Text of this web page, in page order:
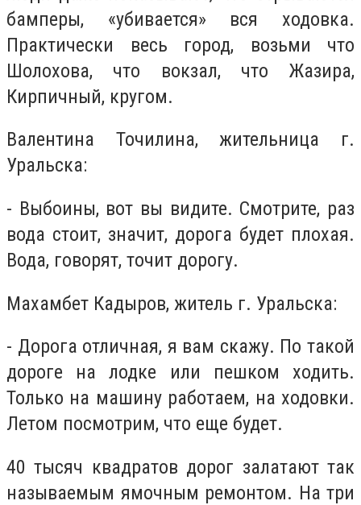
бамперы, «убивается» вся ходовка.
Практически весь город, возьми что
Шолохова, что вокзал, что Жазира,
Кирпичный, кругом.
Валентина Точилина, жительница г.
Уральска:
- Выбоины, вот вы видите. Смотрите, раз
вода стоит, значит, дорога будет плохая.
Вода, говорят, точит дорогу.
Махамбет Кадыров, житель г. Уральска:
- Дорога отличная, я вам скажу. По такой
дороге на лодке или пешком ходить.
Только на машину работаем, на ходовки.
Летом посмотрим, что еще будет.
40 тысяч квадратов дорог залатают так
называемым ямочным ремонтом. На три